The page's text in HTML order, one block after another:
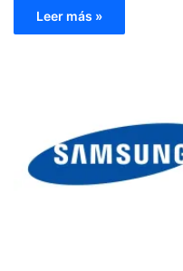
Leer más »